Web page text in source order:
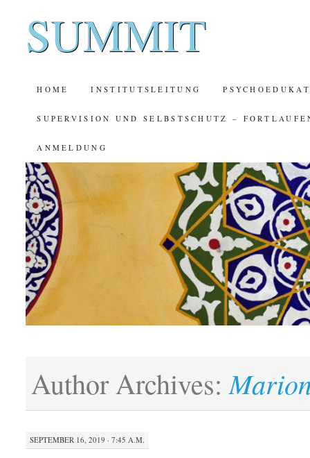
SUMMIT
SKIP
TO
CONTENT
HOME INSTITUTSLEITUNG
SUPERVISION UND SELBSTSCHUTZ –
ANMELDUNG
Author Archives:
SEPTEMBER 16, 2019 · 7:45 A.M.